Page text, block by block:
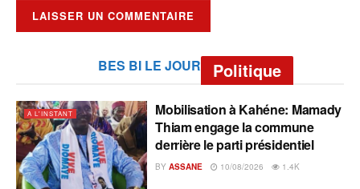
BES BI LE JOUR Politique
A L'INSTANT
Mobilisation à Kahéne: Mamady
Thiam engage la commune
derrière le parti présidentiel
BY ASSANE 10/08/2026 1.4K